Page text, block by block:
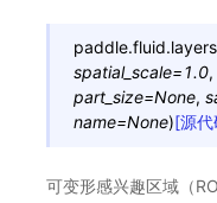
spatial_scale=1.0,
part_size=None,
name=None)[源
可变形感兴趣区域（